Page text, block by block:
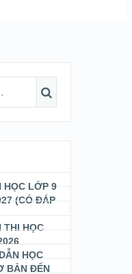
HỌC LỚP 9
(CÓ ĐÁP
THI HỌC
HỌC
BẢN ĐẾN